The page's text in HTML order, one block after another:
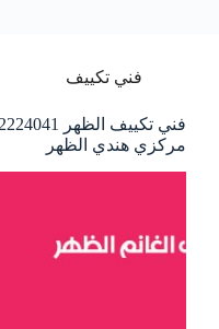
فني تكييف
مركزي هندي الظهر